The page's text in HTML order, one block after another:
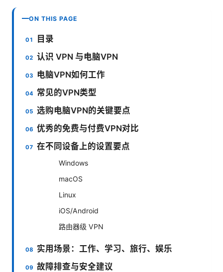
ON THIS PAGE
目录
认识 VPN 与电脑VPN
电脑VPN如何工作
常见的VPN类型
选购电脑VPN的关键要点
优秀的免费与付费VPN对比
在不同设备上的设置要点
Windows
macOS
Linux
iOS/Android
路由器级 VPN
实用场景：工作、学习、旅行、娱乐
故障排查与安全建议